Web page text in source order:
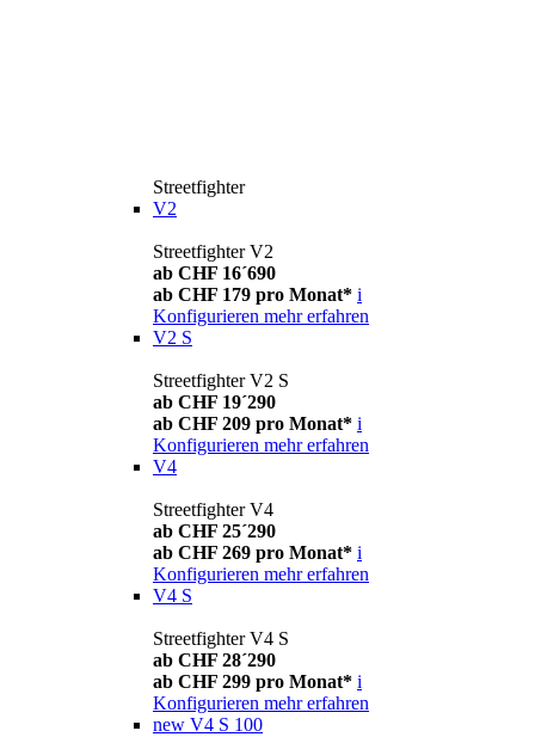
Streetfighter
V2
Streetfighter V2
ab CHF 16´690
ab CHF 179 pro Monat* i
Konfigurieren mehr erfahren
V2 S
Streetfighter V2 S
ab CHF 19´290
ab CHF 209 pro Monat* i
Konfigurieren mehr erfahren
V4
Streetfighter V4
ab CHF 25´290
ab CHF 269 pro Monat* i
Konfigurieren mehr erfahren
V4 S
Streetfighter V4 S
ab CHF 28´290
ab CHF 299 pro Monat* i
Konfigurieren mehr erfahren
new V4 S 100